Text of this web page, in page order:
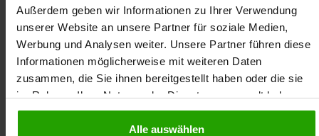
Außerdem geben wir Informationen zu Ihrer Verwendung
unserer Website an unsere Partner für soziale Medien,
Werbung und Analysen weiter. Unsere Partner führen diese
Informationen möglicherweise mit weiteren Daten
zusammen, die Sie ihnen bereitgestellt haben oder die sie
im Rahmen Ihrer Nutzung der Dienste gesammelt haben.
Alle auswählen
Wahiba El-Khechen ist Professorin für Psychologie
an der Hochschule für Polizei und öffentliche
Verwaltung NRW (HSPV NRW). Ihre Schwerpunkte
liegen in den Bereichen Gesundheitspsychologie,
Resilienz, Kommunikation und mentale Gesundheit.